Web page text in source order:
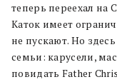
теперь переехал на
Каток имеет
не пускают. Но
семьи: карусели,
повидать Father